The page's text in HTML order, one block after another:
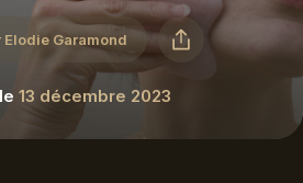
Elodie Garamond
13 décembre 2023